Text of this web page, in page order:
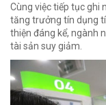
Cùng việc tiếp tục ghi
tăng trưởng tín dụng
thiện đáng kể, ngành
tài sản suy giảm.